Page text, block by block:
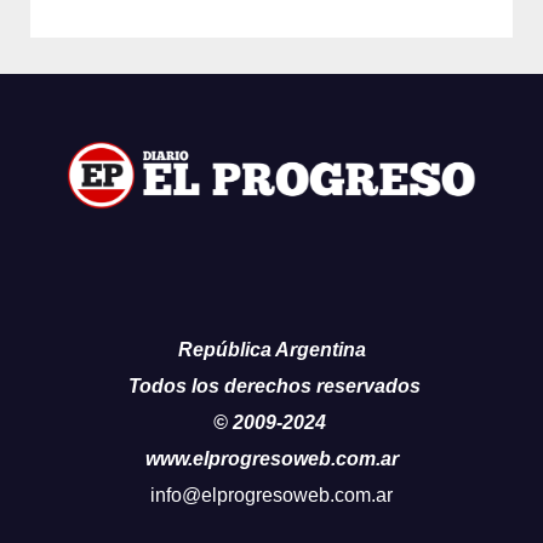
República Argentina
Todos los derechos reservados
© 2009-2024
www.elprogresoweb.com.ar
info@elprogresoweb.com.ar